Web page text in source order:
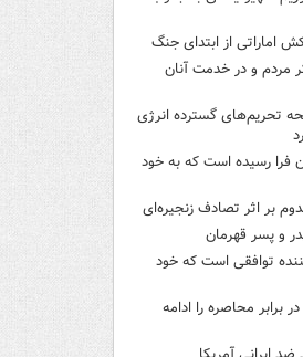
مردم و در خدمت آنان
تحریم‌های گسترده انرژی
فرا رسیده است که به خود
و پسر قهرمان
توافقی است که خود
برابر محاصره را ادامه